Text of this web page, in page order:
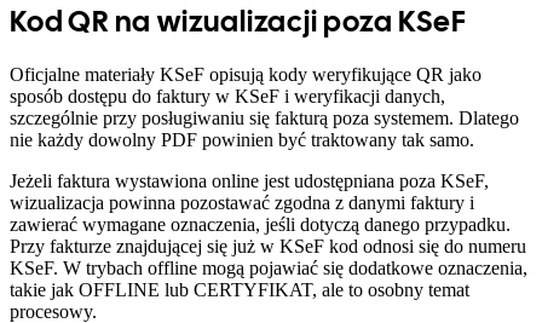
Kod QR na wizualizacji poza KSeF
Oficjalne materiały KSeF opisują kody weryfikujące QR jako
sposób dostępu do faktury w KSeF i weryfikacji danych,
szczególnie przy posługiwaniu się fakturą poza systemem. Dlatego
nie każdy dowolny PDF powinien być traktowany tak samo.
Jeżeli faktura wystawiona online jest udostępniana poza KSeF,
wizualizacja powinna pozostawać zgodna z danymi faktury i
zawierać wymagane oznaczenia, jeśli dotyczą danego przypadku.
Przy fakturze znajdującej się już w KSeF kod odnosi się do numeru
KSeF. W trybach offline mogą pojawiać się dodatkowe oznaczenia,
takie jak OFFLINE lub CERTYFIKAT, ale to osobny temat
procesowy.